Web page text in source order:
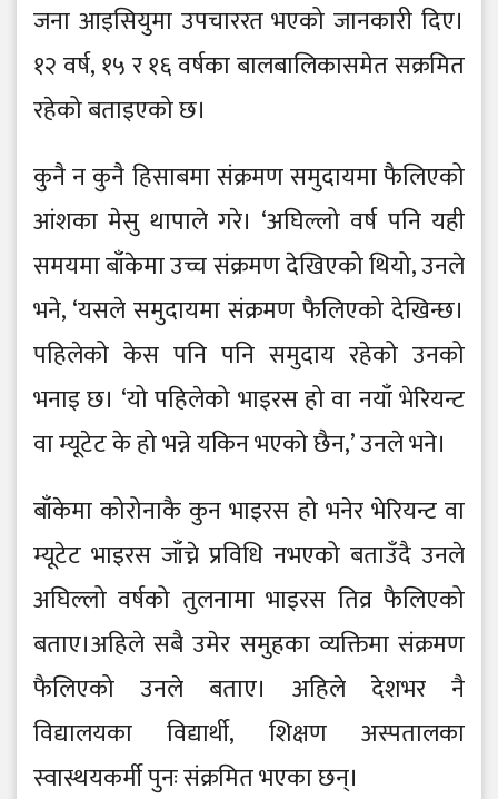
जना आइसियुमा उपचाररत भएको जानकारी दिए।
१२ वर्ष, १५ र १६ वर्षका बालबालिकासमेत सक्रमित
रहेको बताइएको छ।
कुनै न कुनै हिसाबमा संक्रमण समुदायमा फैलिएको
आंशका मेसु थापाले गरे। ‘अघिल्लो वर्ष पनि यही
समयमा बाँकेमा उच्च संक्रमण देखिएको थियो, उनले
भने, ‘यसले समुदायमा संक्रमण फैलिएको देखिन्छ।
पहिलेको केस पनि पनि समुदाय रहेको उनको
भनाइ छ। ‘यो पहिलेको भाइरस हो वा नयाँ भेरियन्ट
वा म्यूटेट के हो भन्ने यकिन भएको छैन,’ उनले भने।
बाँकेमा कोरोनाकै कुन भाइरस हो भनेर भेरियन्ट वा
म्यूटेट भाइरस जाँच्ने प्रविधि नभएको बताउँदै उनले
अघिल्लो वर्षको तुलनामा भाइरस तिव्र फैलिएको
बताए।अहिले सबै उमेर समुहका व्यक्तिमा संक्रमण
फैलिएको उनले बताए। अहिले देशभर नै
विद्यालयका विद्यार्थी, शिक्षण अस्पतालका
स्वास्थयकर्मी पुनः संक्रमित भएका छन्।